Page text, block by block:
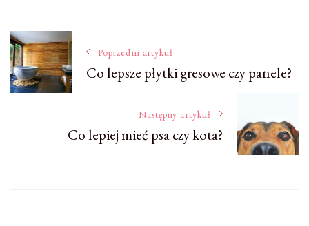
Nawigacja
wpisu
Poprzedni artykuł
Co lepsze płytki gresowe czy panele?
Następny artykuł
Co lepiej mieć psa czy kota?